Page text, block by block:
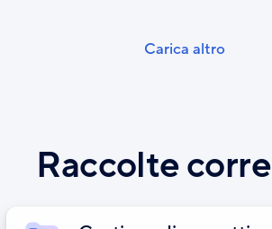
Pagination
Carica altro
Raccolte